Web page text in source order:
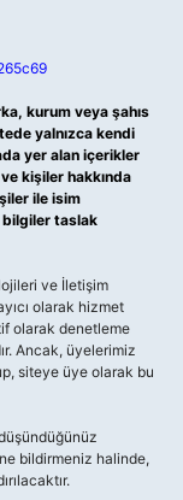
kurum veya şahıs
yalnızca kendi
yer alan içerikler
kişiler hakkında
ile isim
taslak
ve İletişim
olarak hizmet
olarak denetleme
Ancak, üyelerimiz
siteye üye olarak bu
bildirmeniz halinde,